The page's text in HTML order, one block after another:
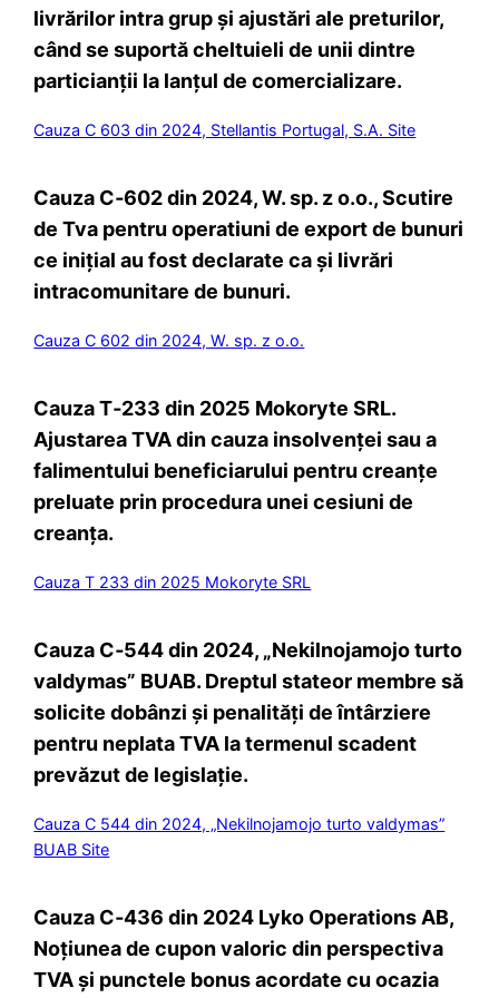
livrărilor intra grup și ajustări ale preturilor,
când se suportă cheltuieli de unii dintre
particianții la lanțul de comercializare.
Cauza C 603 din 2024, Stellantis Portugal, S.A. Site
Cauza C‑602 din 2024, W. sp. z o.o., Scutire
de Tva pentru operatiuni de export de bunuri
ce inițial au fost declarate ca și livrări
intracomunitare de bunuri.
Cauza C 602 din 2024, W. sp. z o.o.
Cauza T‑233 din 2025 Mokoryte SRL.
Ajustarea TVA din cauza insolvenței sau a
falimentului beneficiarului pentru creanțe
preluate prin procedura unei cesiuni de
creanța.
Cauza T 233 din 2025 Mokoryte SRL
Cauza C‑544 din 2024, „Nekilnojamojo turto
valdymas” BUAB. Dreptul stateor membre să
solicite dobânzi și penalități de întârziere
pentru neplata TVA la termenul scadent
prevăzut de legislație.
Cauza C 544 din 2024, „Nekilnojamojo turto valdymas”
BUAB Site
Cauza C‑436 din 2024 Lyko Operations AB,
Noțiunea de cupon valoric din perspectiva
TVA și punctele bonus acordate cu ocazia